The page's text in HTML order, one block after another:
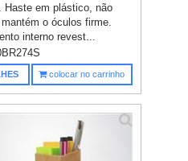
Haste em plástico, não
o óculos firme.
interno revest...
colocar no carrinho